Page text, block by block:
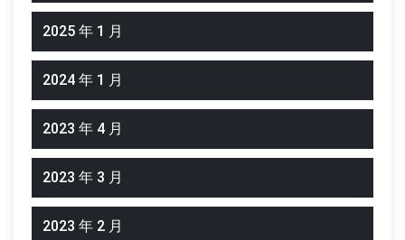
2025 年 1 月
2024 年 1 月
2023 年 4 月
2023 年 3 月
2023 年 2 月